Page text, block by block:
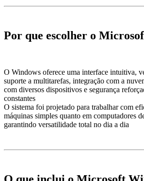
Por que escolher o
O Windows oferece uma interface intuitiva,
suporte a multitarefas, integração com a
com diversos dispositivos e segurança
constantes
O sistema foi projetado para trabalhar com
máquinas simples quanto em computadores
garantindo versatilidade total no dia a dia